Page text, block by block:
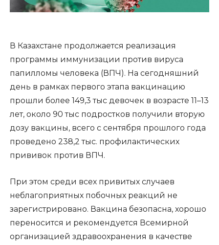
В Казахстане продолжается реализация
программы иммунизации против вируса
папилломы человека (ВПЧ). На сегодняшний
день в рамках первого этапа вакцинацию
прошли более 149,3 тыс девочек в возрасте 11–13
лет, около 90 тыс подростков получили вторую
дозу вакцины, всего с сентября прошлого года
проведено 238,2 тыс. профилактических
прививок против ВПЧ.
При этом среди всех привитых случаев
неблагоприятных побочных реакций не
зарегистрировано. Вакцина безопасна, хорошо
переносится и рекомендуется Всемирной
организацией здравоохранения в качестве